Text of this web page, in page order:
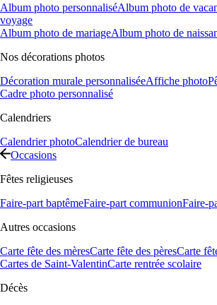
Album photo personnaliséAlbum photo de
voyage
Album photo de mariageAlbum photo de
Nos décorations photos
Décoration murale personnaliséeAffiche photo
Cadre photo personnalisé
Calendriers
Calendrier photoCalendrier de bureau
Occasions
Fêtes religieuses
Faire-part baptêmeFaire-part communionFaire-
Autres occasions
Carte fête des mèresCarte fête des pèresCarte
Cartes de Saint-ValentinCarte rentrée scolaire
Décès